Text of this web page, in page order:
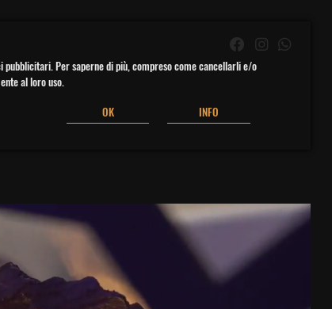
Per saperne di più, compreso come cancellarli e/o
al loro uso.
INFO
OK